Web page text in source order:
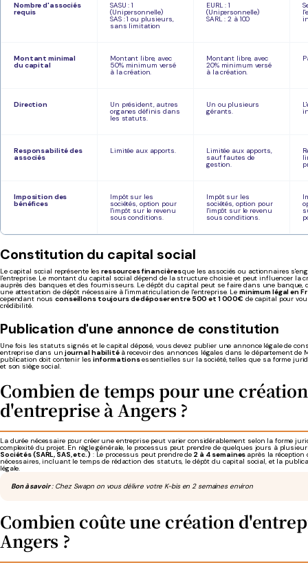
Nombre d'associés
requis
SASU : 1
(Unipersonnelle)
SAS : 1 ou plusieurs,
sans limitation
EURL : 1
(Unipersonnelle)
SARL : 2 à 100
Montant minimal
du capital
Montant libre, avec
50% minimum versé
à la création.
Montant libre, avec
20% minimum versé
à la création.
Direction Un président, autres
organes définis dans
les statuts.
Un ou plusieurs
gérants.
Responsabilité des
associés
Limitée aux apports. Limitée aux apports,
sauf fautes de
gestion.
Imposition des
bénéfices
Impôt sur les
sociétés, option pour
l'impôt sur le revenu
sous conditions.
Impôt sur les
sociétés, option pour
l'impôt sur le revenu
sous conditions.
Constitution du capital social
Le capital social représente les ressources financièresque les associés ou actionnaires
l'entreprise. Le montant du capital social dépend de la structure choisie et peut influencer la
auprès des banques et des fournisseurs. Le dépôt du capital peut se faire dans une banque,
une attestation de dépôt nécessaire à l'immatriculation de l'entreprise. Le minimum légal en
cependant nousconseillons toujours de déposer entre 500 et 1 000€ de capital pour
crédibilité.
Publication d'une annonce de constitution
Une fois les statuts signés et le capital déposé, vous devez publier une annonce légale de
entreprise dans un journal habilité à recevoir des annonces légales dans le département de
publication doit contenir lesinformationsessentielles sur la société, telles que sa forme
et son siège social.
Combien de temps pour une création
d'entreprise à Angers ?
La durée nécessaire pour créer une entreprise peut varier considérablement selon la forme
complexité du projet. En règle générale, le processus peut prendre de quelques jours à
Sociétés (SARL, SAS, etc.) : Le processus peut prendre de 2 à 4 semaines après la
nécessaires, incluant le temps de rédaction des statuts, le dépôt du capital social, et la
légale.
Bon à savoir: Chez Swapn on vous délivre votre K-bis en 2 semaines environ
Combien coûte une création
Angers ?